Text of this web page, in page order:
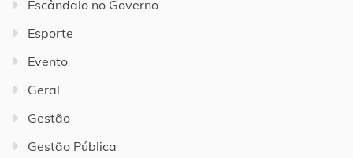
Escândalo no Governo
Esporte
Evento
Geral
Gestão
Gestão Pública